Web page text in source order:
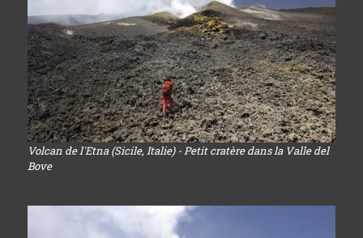
Volcan de l'Etna (Sicile, Italie) - Petit cratère dans la Valle del
Bove